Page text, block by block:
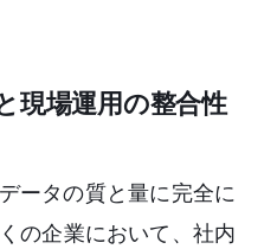
現場運用の整合性
ータの質と量に完全に
の企業において、社内